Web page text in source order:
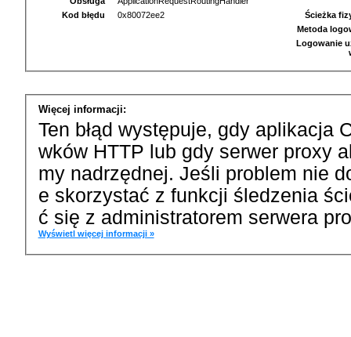
Kod błędu
0x80072ee2
Ścieżka
Metoda
Logowanie
Więcej informacji:
Ten błąd występuje, gdy aplikacja
wków HTTP lub gdy serwer proxy
my nadrzędnej. Jeśli problem nie
e skorzystać z funkcji śledzenia
ć się z administratorem serwera
Wyświetl więcej informacji »